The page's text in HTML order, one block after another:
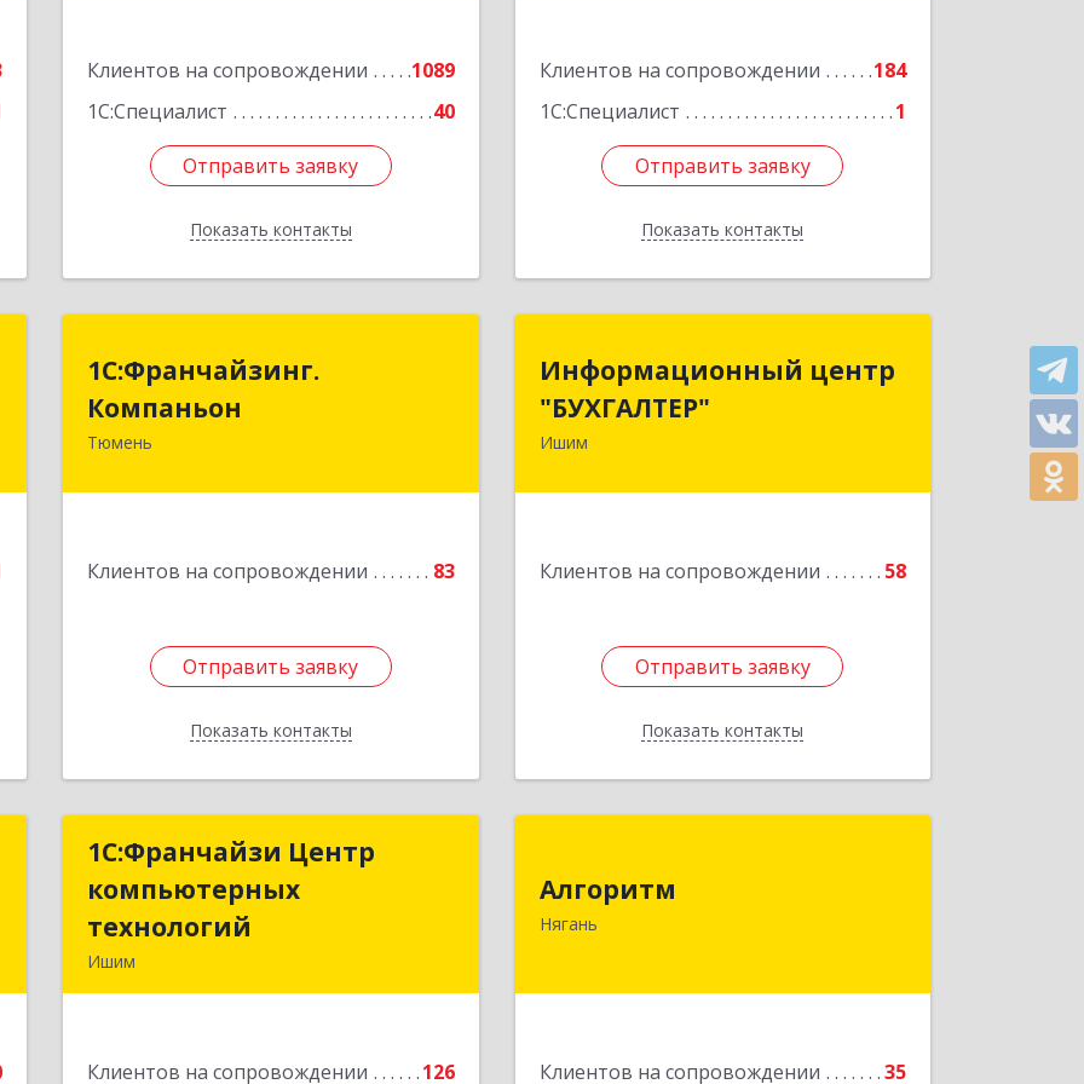
Клиентов на сопровождении
1089
1С:Специалист
40
Отправить заявку
Показать контакты
Отправить заявку
Назад
Клиентов на сопровождении
184
1С:Специалист
1
Отправить заявку
Показать контакты
Отправить заявку
Назад
1С:Франчайзинг.
Компаньон
Тюмень
Клиентов на сопровождении 83
Отправить заявку
Показать контакты
1С:Франчайзинг.
Компаньон
625049, Тюменская обл, Тюмень г,
Подробнее
Отправить заявку
Назад
Информационный центр
"БУХГАЛТЕР"
Ишим
Клиентов на сопровождении 58
Отправить заявку
Показать контакты
Информационный центр
"БУХГАЛТЕР"
Отправить заявку
Назад
1С:Франчайзи Центр
компьютерных
технологий
Ишим
Клиентов на сопровождении
126
1С:Франчайзи Центр
компьютерных
Подробнее
Алгоритм
Нягань
Клиентов на сопровождении
35
Автономный округ - Югра АО, Нягань
блок 2